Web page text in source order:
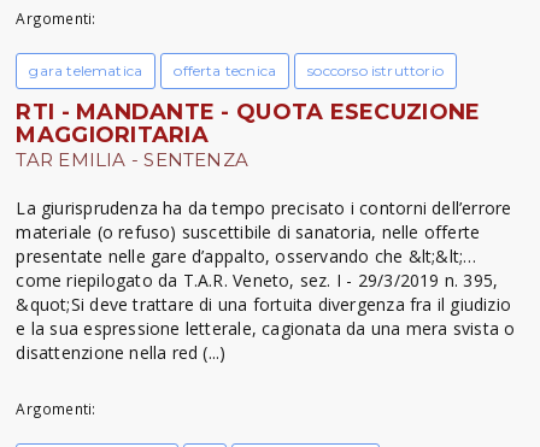
Argomenti:
gara telematica offerta tecnica soccorso istruttorio
RTI - MANDANTE - QUOTA ESECUZIONE
MAGGIORITARIA
TAR EMILIA - SENTENZA
La giurisprudenza ha da tempo precisato i contorni dell’errore
materiale (o refuso) suscettibile di sanatoria, nelle offerte
presentate nelle gare d’appalto, osservando che &lt;&lt;…
come riepilogato da T.A.R. Veneto, sez. I - 29/3/2019 n. 395,
&quot;Si deve trattare di una fortuita divergenza fra il giudizio
e la sua espressione letterale, cagionata da una mera svista o
disattenzione nella red (...)
Argomenti: